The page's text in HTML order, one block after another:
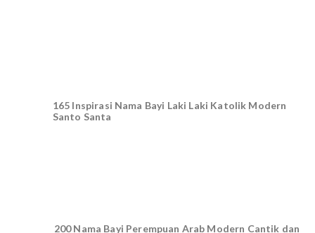
165 Inspirasi Nama Bayi Laki Laki Katolik Modern
Santo Santa
200 Nama Bayi Perempuan Arab Modern Cantik dan